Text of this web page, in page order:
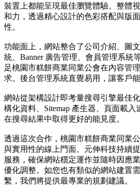
裝置上都能呈現最佳瀏覽體驗。整體
和力，透過精心設計的色彩搭配與版
性。
功能面上，網站整合了公司介紹、圖
統、Banner 廣告管理、會員管理系統
足桃園市糕餅商業同業公會在內容管
求。後台管理系統直覺易用，讓客戶
網站從架構設計即考量搜尋引擎最佳
構化資料、Sitemap 產生器、頁面載
在搜尋結果中取得更好的能見度。
透過這次合作，桃園市糕餅商業同業
與實用性的線上門面。元伸科技持續
服務，確保網站穩定運作並隨時因應
優化調整。如您也有類似的網站建置
繫，我們將提供最專業的規劃建議。